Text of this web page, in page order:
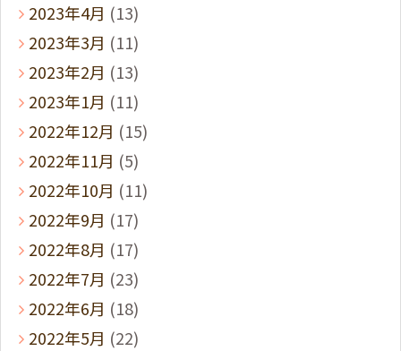
2023年4月 (13)
2023年3月 (11)
2023年2月 (13)
2023年1月 (11)
2022年12月 (15)
2022年11月 (5)
2022年10月 (11)
2022年9月 (17)
2022年8月 (17)
2022年7月 (23)
2022年6月 (18)
2022年5月 (22)